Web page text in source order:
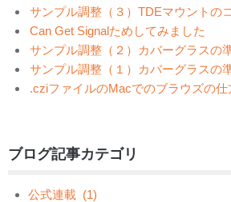
サンプル調整（３）TDEマウントの
Can Get Signalためしてみました
サンプル調整（２）カバーグラスの
サンプル調整（１）カバーグラスの
.cziファイルのMacでのブラウズの仕
ブログ記事カテゴリ
公式連載 (1)